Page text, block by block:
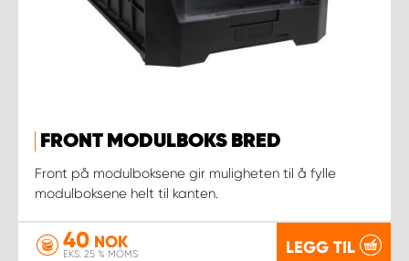
FRONT MODULBOKS BRED
Front på modulboksene gir muligheten til å fylle
modulboksene helt til kanten.
40 NOK
EKS. 25 % MOMS LEGG TIL